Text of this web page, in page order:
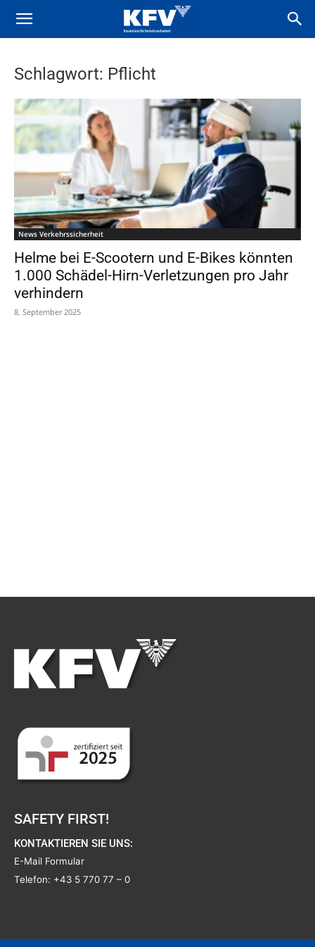
Schlagwort: Pflicht
News Verkehrssicherheit
Helme bei E-Scootern und E-Bikes könnten
1.000 Schädel-Hirn-Verletzungen pro Jahr
verhindern
8. September 2025
SAFETY FIRST!
KONTAKTIEREN SIE UNS:
E-Mail Formular
Telefon: +43 5 770 77 – 0